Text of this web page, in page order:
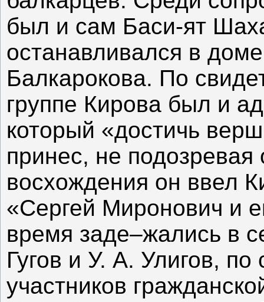
был и сам Баси-ят
останавливался в
Балкарокова. По
группе Кирова был и
который «достичь
принес, не подозревая
восхождения он ввел
«Сергей Миронович и
время заде–жались в
Гугов и У. А. Улигов, по
участников